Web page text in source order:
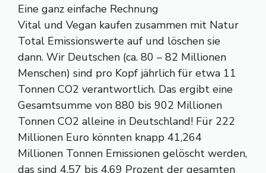
Eine ganz einfache Rechnung
Vital und Vegan kaufen zusammen mit Natur
Total Emissionswerte auf und löschen sie
dann. Wir Deutschen (ca. 80 – 82 Millionen
Menschen) sind pro Kopf jährlich für etwa 11
Tonnen CO2 verantwortlich. Das ergibt eine
Gesamtsumme von 880 bis 902 Millionen
Tonnen CO2 alleine in Deutschland! Für 222
Millionen Euro könnten knapp 41,264
Millionen Tonnen Emissionen gelöscht werden,
das sind 4,57 bis 4,69 Prozent der gesamten